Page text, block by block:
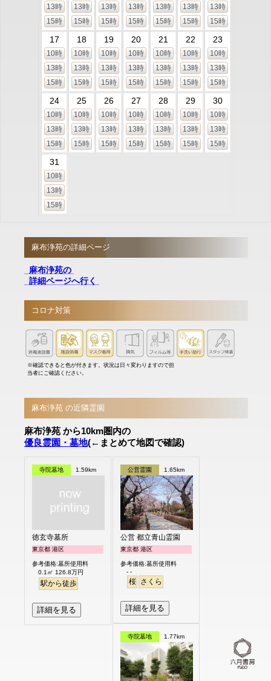
13時
15時
13時
15時
13時
15時
13時
15時
13時
15時
13時
15時
13時
15時
17
10時
13時
15時
18
10時
13時
15時
19
10時
13時
15時
20
10時
13時
15時
21
10時
13時
15時
22
10時
13時
15時
23
10時
13時
15時
24
10時
13時
15時
25
10時
13時
15時
26
10時
13時
15時
27
10時
13時
15時
28
10時
13時
15時
29
10時
13時
15時
30
10時
13時
15時
31
10時
13時
15時
麻布浄苑の詳細ページ
麻布浄苑の
詳細ページへ行く
コロナ対策
※確認できると色が付きます。状況は日々変わりますので担
当者にご確認ください。
麻布浄苑 の近隣霊園
麻布浄苑 から10km圏内の
優良霊園・墓地(←まとめて地図で確認)
寺院墓地 1.59km
徳玄寺墓所
東京都 港区
参考価格:墓所使用料
0.1㎡ 126.8万円
駅から徒歩
詳細を見る
公営霊園 1.65km
公営 都立青山霊園
東京都 港区
参考価格:墓所使用料
- -
桜 さくら
詳細を見る
寺院墓地 1.77km